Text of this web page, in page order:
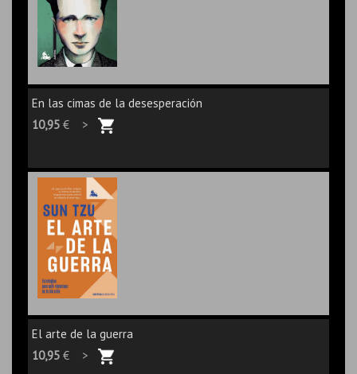
En las cimas de la desesperación
10,95 € >
El arte de la guerra
10,95 € >